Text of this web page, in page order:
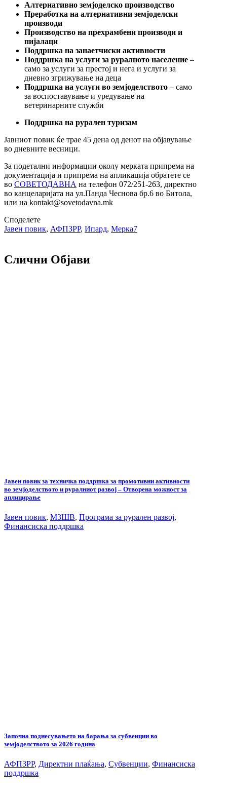
Алтернативно земјоделско производство
Преработка на алтернативни земјоделски
производи
Производство на прехрамбени производи и
пијалаци
Поддршка на занаетчиски активности
Поддршка на услуги за руралното население –
само за услуги за престој и нега и услуги за
дневно згрижување на деца
Поддршка на услуги во земјоделството – само
за воспоставување и уредување на
ветеринарните служби
Поддршка на рурален туризам
Јавниот повик ќе трае 45 дена од денот на објавување
во дневните весници.
За подетални информации околу мерката припрема на
документација и припрема на апликација обратете се
во СОВЕТОДАВНА на телефон 072/251-263, директно
во канцеларијата на ул.Панда Чеснова бр.6 во Битола,
или на kontakt@sovetodavna.mk
Споделете
Јавен повик, АФПЗРР, Ипард, Мерка7
Слични Објави
Јавен повик за техничка поддршка за промотивни активности
во земјоделството и руралниот развој – Отворена можност за
аплицирање
Јавен повик, МЗШВ, Програма за рурален развој,
Финансиска поддршка
Започна поднесувањето на барања за субвенции во
земјоделството за 2026 година
АФПЗРР, Директни плаќања, Субвенции, Финансиска
поддршка